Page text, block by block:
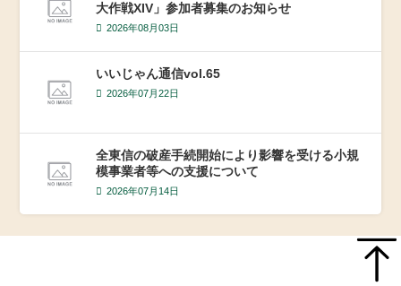
大作戦XIV」参加者募集のお知らせ
2026年08月03日
いいじゃん通信vol.65
2026年07月22日
全東信の破産手続開始により影響を受ける小規
模事業者等への支援について
2026年07月14日